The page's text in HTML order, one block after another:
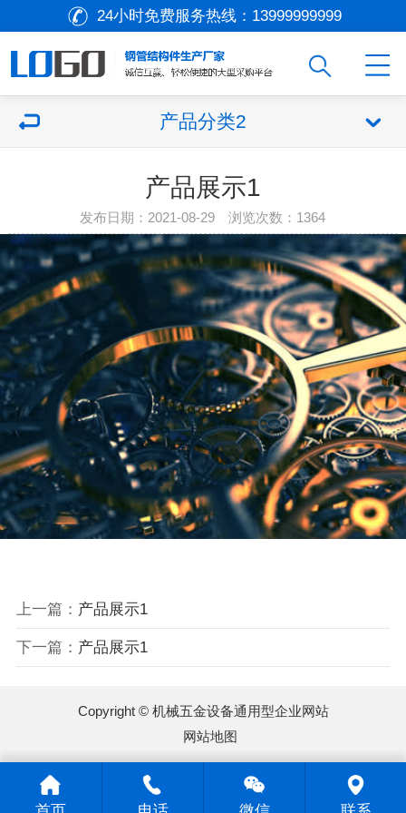
24小时免费服务热线： 13999999999
产品分类2
产品展示1
发布日期：2021-08-29 浏览次数： 1364
上一篇： 产品展示1
下一篇： 产品展示1
Copyright © 机械五金设备通用型企业网站
网站地图